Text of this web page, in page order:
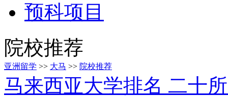
预科项目
院校推荐
亚洲留学 >> 大马 >> 院校推荐
马来西亚大学排名 二十